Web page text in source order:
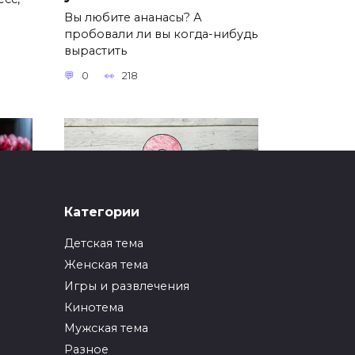
Вы любите ананасы? А
пробовали ли вы когда-нибудь
вырастить
0 218
Поделка на 8 марта из
бумаги для детей
(шаблоны)
8 Марта – замечательный
праздник весны, цветов и
Категории
Детская тема
Женская тема
Игры и развлечения
Кинотема
Мужская тема
Разное